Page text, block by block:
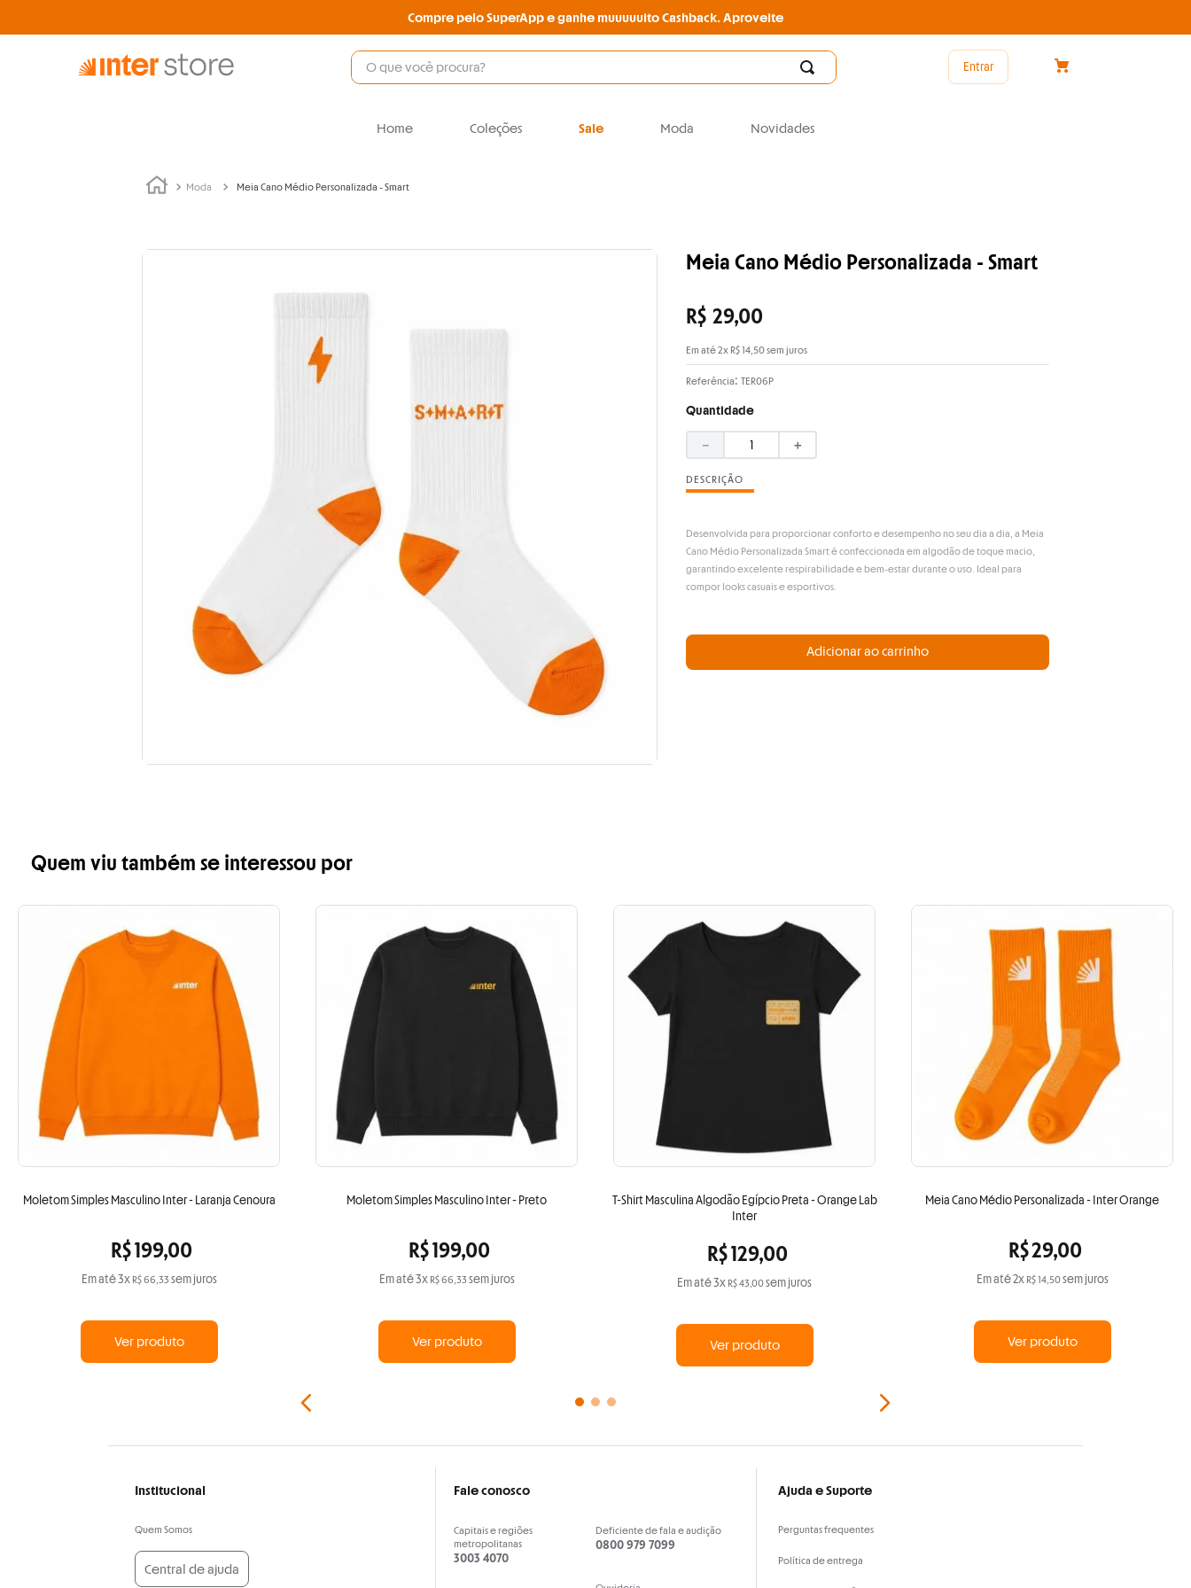
Compre pelo SuperApp e ganhe muuuuuito Cashback. Aproveite
O que você procura?
Entrar
Home Coleções Sale Moda Novidades
Moda Meia Cano Médio Personalizada - Smart
Meia Cano Médio Personalizada - Smart
R$ 29,00
Em até2x R$14,50sem juros
Referência:TER06P
Quantidade
＋
－
DESCRIÇÃO
Desenvolvida para proporcionar conforto e desempenho no seu dia a dia, a Meia
Cano Médio Personalizada Smart é confeccionada em algodão de toque macio,
garantindo excelente respirabilidade e bem-estar durante o uso. Ideal para
compor looks casuais e esportivos.
Adicionar ao carrinho
Quem viu também se interessou por
Moletom Simples Masculino Inter - Laranja Cenoura
R$199,00
Em até3x R$66,33 sem juros
Ver produto
Moletom Simples Masculino Inter - Preto
R$199,00
Em até3x R$66,33 sem juros
Ver produto
T-Shirt Masculina Algodão Egípcio Preta - Orange Lab
Inter
R$129,00
Em até3x R$43,00sem juros
Ver produto
Meia Cano Médio Personalizada - Inter Orange
R$29,00
Em até2x R$14,50sem juros
Ver produto
Institucional
Quem Somos
Central de ajuda
Fale conosco
Capitais e regiões
metropolitanas
3003 4070
Deficiente de fala e audição
0800 979 7099
Ajuda e Suporte
Perguntas frequentes
Política de entrega